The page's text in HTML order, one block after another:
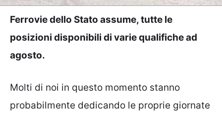
Ferrovie dello Stato assume, tutte le
posizioni disponibili di varie qualifiche ad
agosto.
Molti di noi in questo momento stanno
probabilmente dedicando le proprie giornate